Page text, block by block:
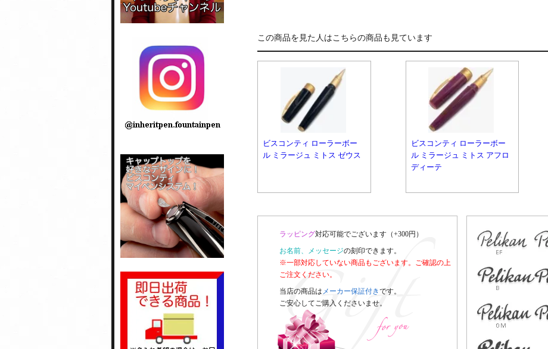
この商品を見た人はこちらの商品も見ています
ビスコンティ ローラーボー
ル ミラージュ ミトス ゼウス
ビスコンティ ローラーボー
ル ミラージュ ミトス アフロ
ディーテ
ラッピング対応可能でございます（+300円）
お名前、メッセージの刻印できます。
※一部対応していない商品もございます。ご確認の上
ご注文ください。
当店の商品は メーカー保証付きです。
ご安心してご購入くださいませ。